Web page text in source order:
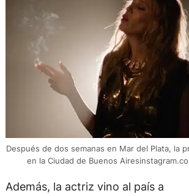
Después de dos semanas en Mar del Plata, la
en la Ciudad de Buenos
Además, la actriz vino al país a